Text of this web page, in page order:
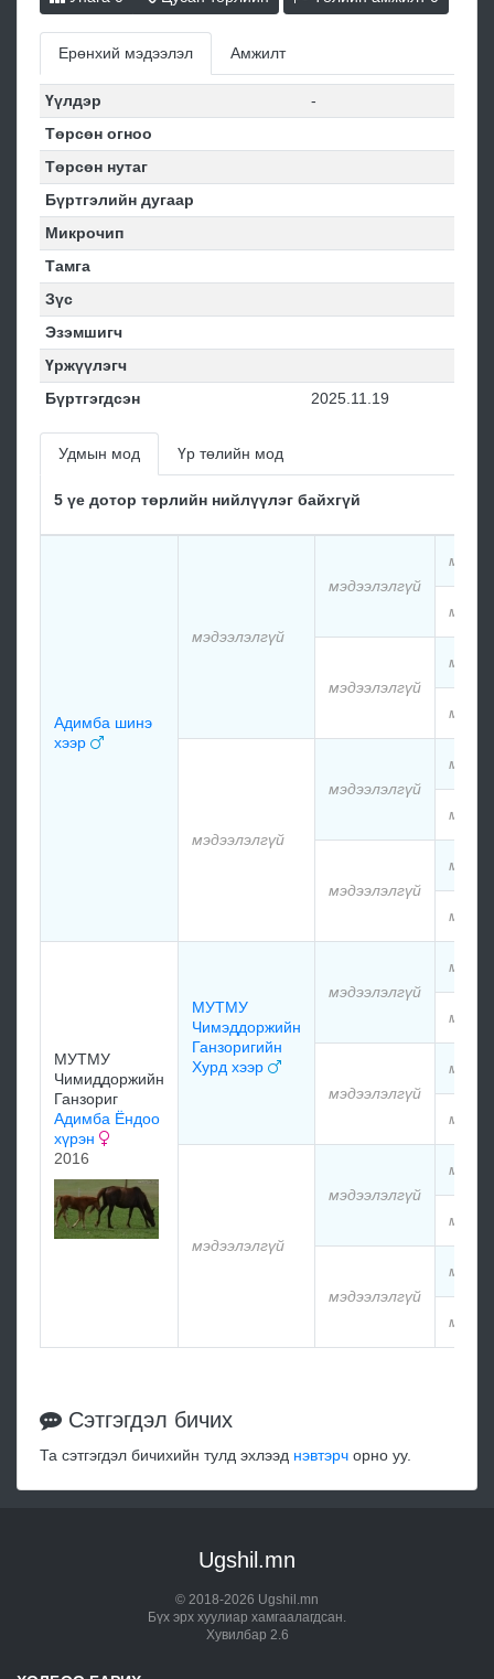
Ерөнхий мэдээлэл Амжилт
Үүлдэр
-
Төрсөн огноо
Төрсөн нутаг
Бүртгэлийн дугаар
Микрочип
Тамга
Зүс
Эзэмшигч
Үржүүлэгч
Бүртгэгдсэн
2025.11.19
Удмын мод Үр төлийн мод
5 үе дотор төрлийн нийлүүлэг байхгүй
Адимба шинэ
хээр
мэдээлэлгүй
мэдээлэлгүй
мэдээлэлгүй
мэдээлэлгүй
мэдээлэлгүй
мэдээлэлгүй
МУТМУ
Чимиддоржийн
Ганзориг
Адимба Ёндоо
хүрэн
2016
МУТМУ
Чимэддоржийн
Ганзоригийн
Хурд хээр
мэдээлэлгүй
мэдээлэлгүй
мэдээлэлгүй
мэдээлэлгүй
мэдээлэлгүй
Сэтгэгдэл бичих
Та сэтгэгдэл бичихийн тулд эхлээд нэвтэрч орно уу.
Ugshil.mn
© 2018-2026 Ugshil.mn
Бүх эрх хуулиар хамгаалагдсан.
Хувилбар 2.6